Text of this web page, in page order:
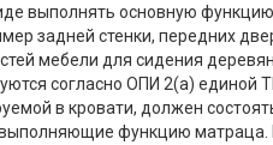
выполнять основную
задней стенки, передних
мебели для сидения
согласно ОПИ 2(а) единой
в кровати, должен
функцию матраца.